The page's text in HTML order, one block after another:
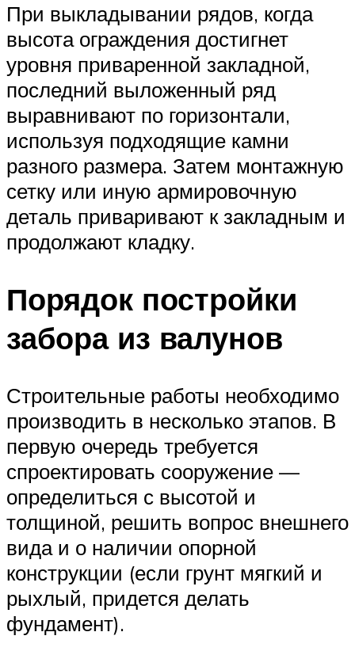
При выкладывании рядов, когда
высота ограждения достигнет
уровня приваренной закладной,
последний выложенный ряд
выравнивают по горизонтали,
используя подходящие камни
разного размера. Затем монтажную
сетку или иную армировочную
деталь приваривают к закладным и
продолжают кладку.
Порядок постройки
забора из валунов
Строительные работы необходимо
производить в несколько этапов. В
первую очередь требуется
спроектировать сооружение —
определиться с высотой и
толщиной, решить вопрос внешнего
вида и о наличии опорной
конструкции (если грунт мягкий и
рыхлый, придется делать
фундамент).